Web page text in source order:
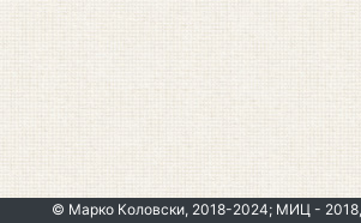
© Марко Коловски, 2018-2024; МИЦ -